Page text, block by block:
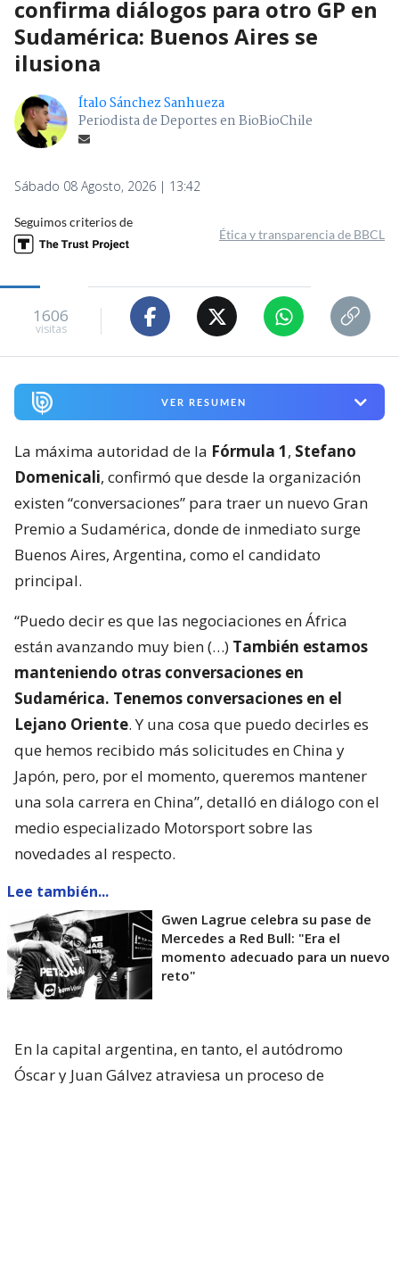
confirma diálogos para otro GP en
Sudamérica: Buenos Aires se
ilusiona
Ítalo Sánchez Sanhueza
Periodista de Deportes en BioBioChile
Sábado 08 Agosto, 2026 | 13:42
Seguimos criterios de
Ética y transparencia de BBCL
1606
visitas
VER RESUMEN
La máxima autoridad de la Fórmula 1, Stefano
Domenicali, confirmó que desde la organización
existen “conversaciones” para traer un nuevo Gran
Premio a Sudamérica, donde de inmediato surge
Buenos Aires, Argentina, como el candidato
principal.
“Puedo decir es que las negociaciones en África
están avanzando muy bien (…) También estamos
manteniendo otras conversaciones en
Sudamérica. Tenemos conversaciones en el
Lejano Oriente. Y una cosa que puedo decirles es
que hemos recibido más solicitudes en China y
Japón, pero, por el momento, queremos mantener
una sola carrera en China”, detalló en diálogo con el
medio especializado Motorsport sobre las
novedades al respecto.
Lee también...
Gwen Lagrue celebra su pase de
Mercedes a Red Bull: "Era el
momento adecuado para un nuevo
reto"
En la capital argentina, en tanto, el autódromo
Óscar y Juan Gálvez atraviesa un proceso de